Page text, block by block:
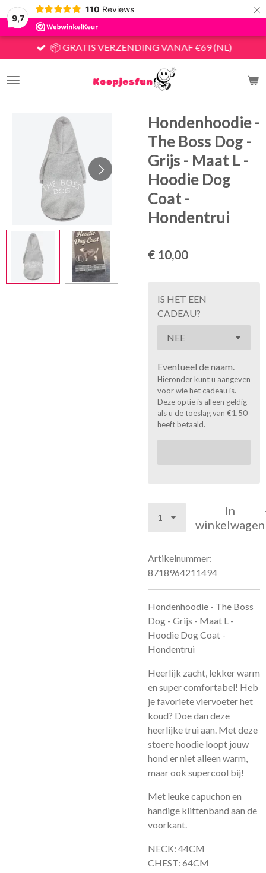
9,7
110 Reviews ×
📦 GRATIS VERZENDING VANAF €69 (NL)
Hondenhoodie -
The Boss Dog -
Grijs - Maat L -
Hoodie Dog
Coat -
Hondentrui
€ 10,00
IS HET EEN
CADEAU?
Eventueel de naam.
Hieronder kunt u aangeven
voor wie het cadeau is.
Deze optie is alleen geldig
als u de toeslag van €1,50
heeft betaald.
In
winkelwagen
Artikelnummer:
8718964211494
Hondenhoodie - The Boss
Dog - Grijs - Maat L -
Hoodie Dog Coat -
Hondentrui
Heerlijk zacht, lekker warm
en super comfortabel! Heb
je favoriete viervoeter het
koud? Doe dan deze
heerlijke trui aan. Met deze
stoere hoodie loopt jouw
hond er niet alleen warm,
maar ook supercool bij!
Met leuke capuchon en
handige klittenband aan de
voorkant.
NECK: 44CM
CHEST: 64CM